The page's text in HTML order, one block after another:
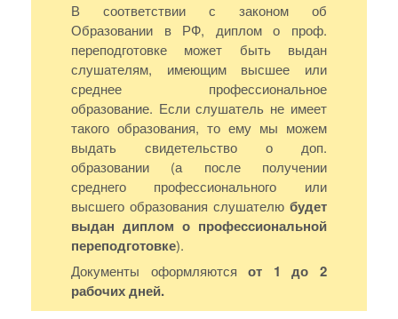
В соответствии с законом об
Образовании в РФ, диплом о проф.
переподготовке может быть выдан
слушателям, имеющим высшее или
среднее профессиональное
образование. Если слушатель не имеет
такого образования, то ему мы можем
выдать свидетельство о доп.
образовании (а после получении
среднего профессионального или
высшего образования слушателю будет
выдан диплом о профессиональной
переподготовке).
Документы оформляютсяот 1 до 2
рабочих дней.